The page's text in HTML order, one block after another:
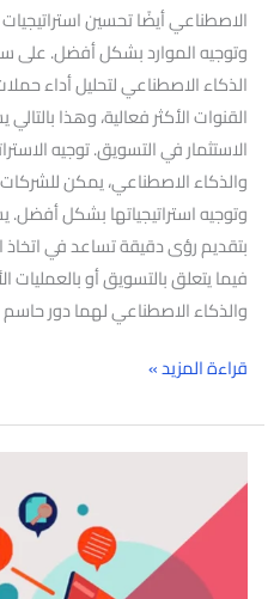
الاصطناعي أيضًا تحسين
وتوجيه الموارد بشكل أفضل. على
الذكاء الاصطناعي لتحليل أداء
القنوات الأكثر فعالية، وهذا
الاستثمار في التسويق. توجيه
والذكاء الاصطناعي، يمكن للشركات
وتوجيه استراتيجياتها بشكل أفضل.
بتقديم رؤى دقيقة تساعد في اتخاذ
فيما يتعلق بالتسويق أو بالعمليات
والذكاء الاصطناعي لهما دور حاسم
قراءة المزيد »
شركه
خدمات
تسويقية